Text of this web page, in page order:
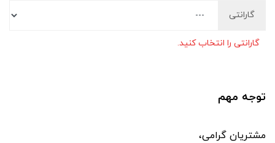
گارانتی
گارانتی را انتخاب کنید.
توجه مهم
مشتریان گرامی،